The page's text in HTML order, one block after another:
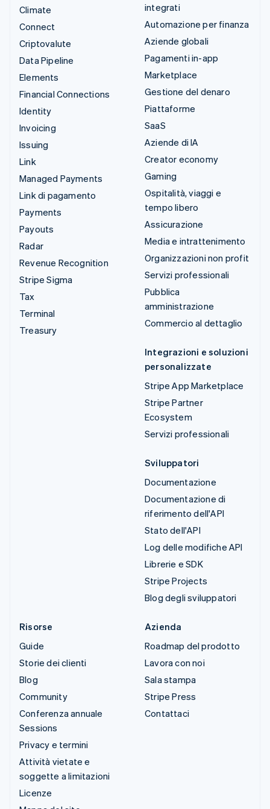
Climate
Connect
Criptovalute
Data Pipeline
Elements
Financial Connections
Identity
Invoicing
Issuing
Link
Managed Payments
Link di pagamento
Payments
Payouts
Radar
Revenue Recognition
Stripe Sigma
Tax
Terminal
Treasury
integrati
Automazione per finanza
Aziende globali
Pagamenti in-app
Marketplace
Gestione del denaro
Piattaforme
SaaS
Aziende di IA
Creator economy
Gaming
Ospitalità, viaggi e
tempo libero
Assicurazione
Media e intrattenimento
Organizzazioni non profit
Servizi professionali
Pubblica
amministrazione
Commercio al dettaglio
Integrazioni e soluzioni
personalizzate
Stripe App Marketplace
Stripe Partner
Ecosystem
Servizi professionali
Sviluppatori
Documentazione
Documentazione di
riferimento dell'API
Stato dell'API
Log delle modifiche API
Librerie e SDK
Stripe Projects
Blog degli sviluppatori
Risorse
Guide
Storie dei clienti
Blog
Community
Conferenza annuale
Sessions
Privacy e termini
Attività vietate e
soggette a limitazioni
Licenze
Azienda
Roadmap del prodotto
Lavora con noi
Sala stampa
Stripe Press
Contattaci